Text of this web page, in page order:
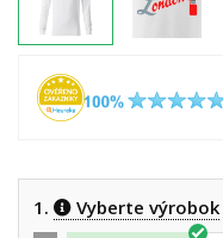
1. Vyberte výrobok